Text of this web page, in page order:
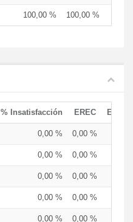
100,00 % 100,00 %
% Insatisfacción EREC
0,00 % 0,00 %
0,00 % 0,00 %
0,00 % 0,00 %
0,00 % 0,00 %
0,00 % 0,00 %